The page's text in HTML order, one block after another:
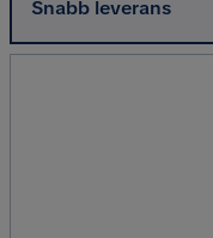
Snabb leverans